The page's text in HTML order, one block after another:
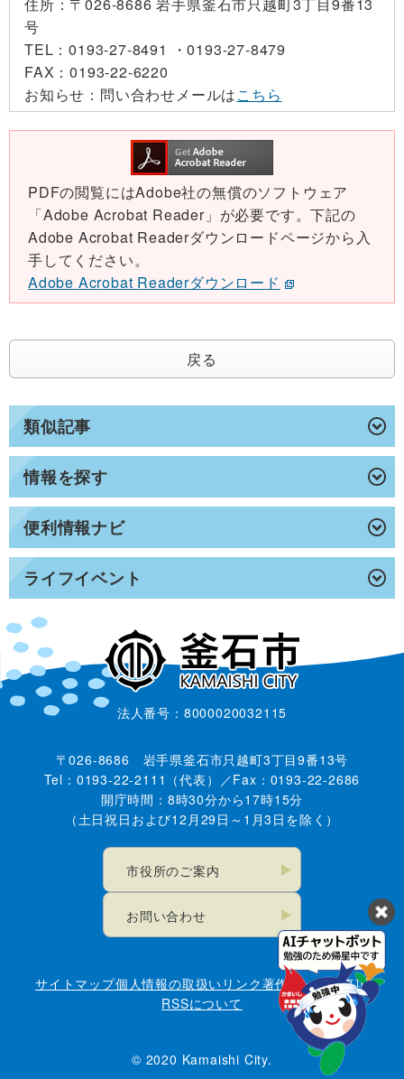
類似記事
情報を探す
便利情報ナビ
ライフイベント
号
TEL：0193-27-8491 ・0193-27-8479
FAX：0193-22-6220
お知らせ： 問い合わせメールはこちら
PDFの閲覧にはAdobe社の無償のソフトウェア
「Adobe Acrobat Reader」が必要です。下記の
Adobe Acrobat Readerダウンロードページから入
手してください。
Adobe Acrobat Readerダウンロード
戻る
法人番号：8000020032115
〒026-8686 岩手県釜石市只越町3丁目9番13号
Tel：0193-22-2111（代表）／Fax：0193-22-2686
開庁時間：8時30分から17時15分
（土日祝日および12月29日～1月3日を除く）
市役所のご案内
お問い合わせ
サイトマップ個人情報の取扱い リンク著作権・免責事項
RSSについて
© 2020 Kamaishi City.